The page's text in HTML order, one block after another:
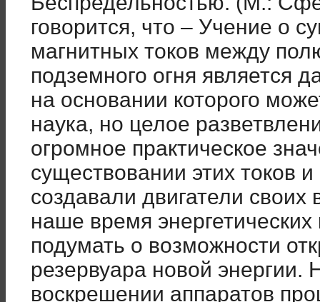
говорится, что – Учение о
магнитных токов между
подземного огня является
на основании которого
наука, но целое
огромное практическое
существовании этих токов
создавали двигатели
наше время
подумать о возможности
резервуара новой энергии.
воскрешении аппаратов